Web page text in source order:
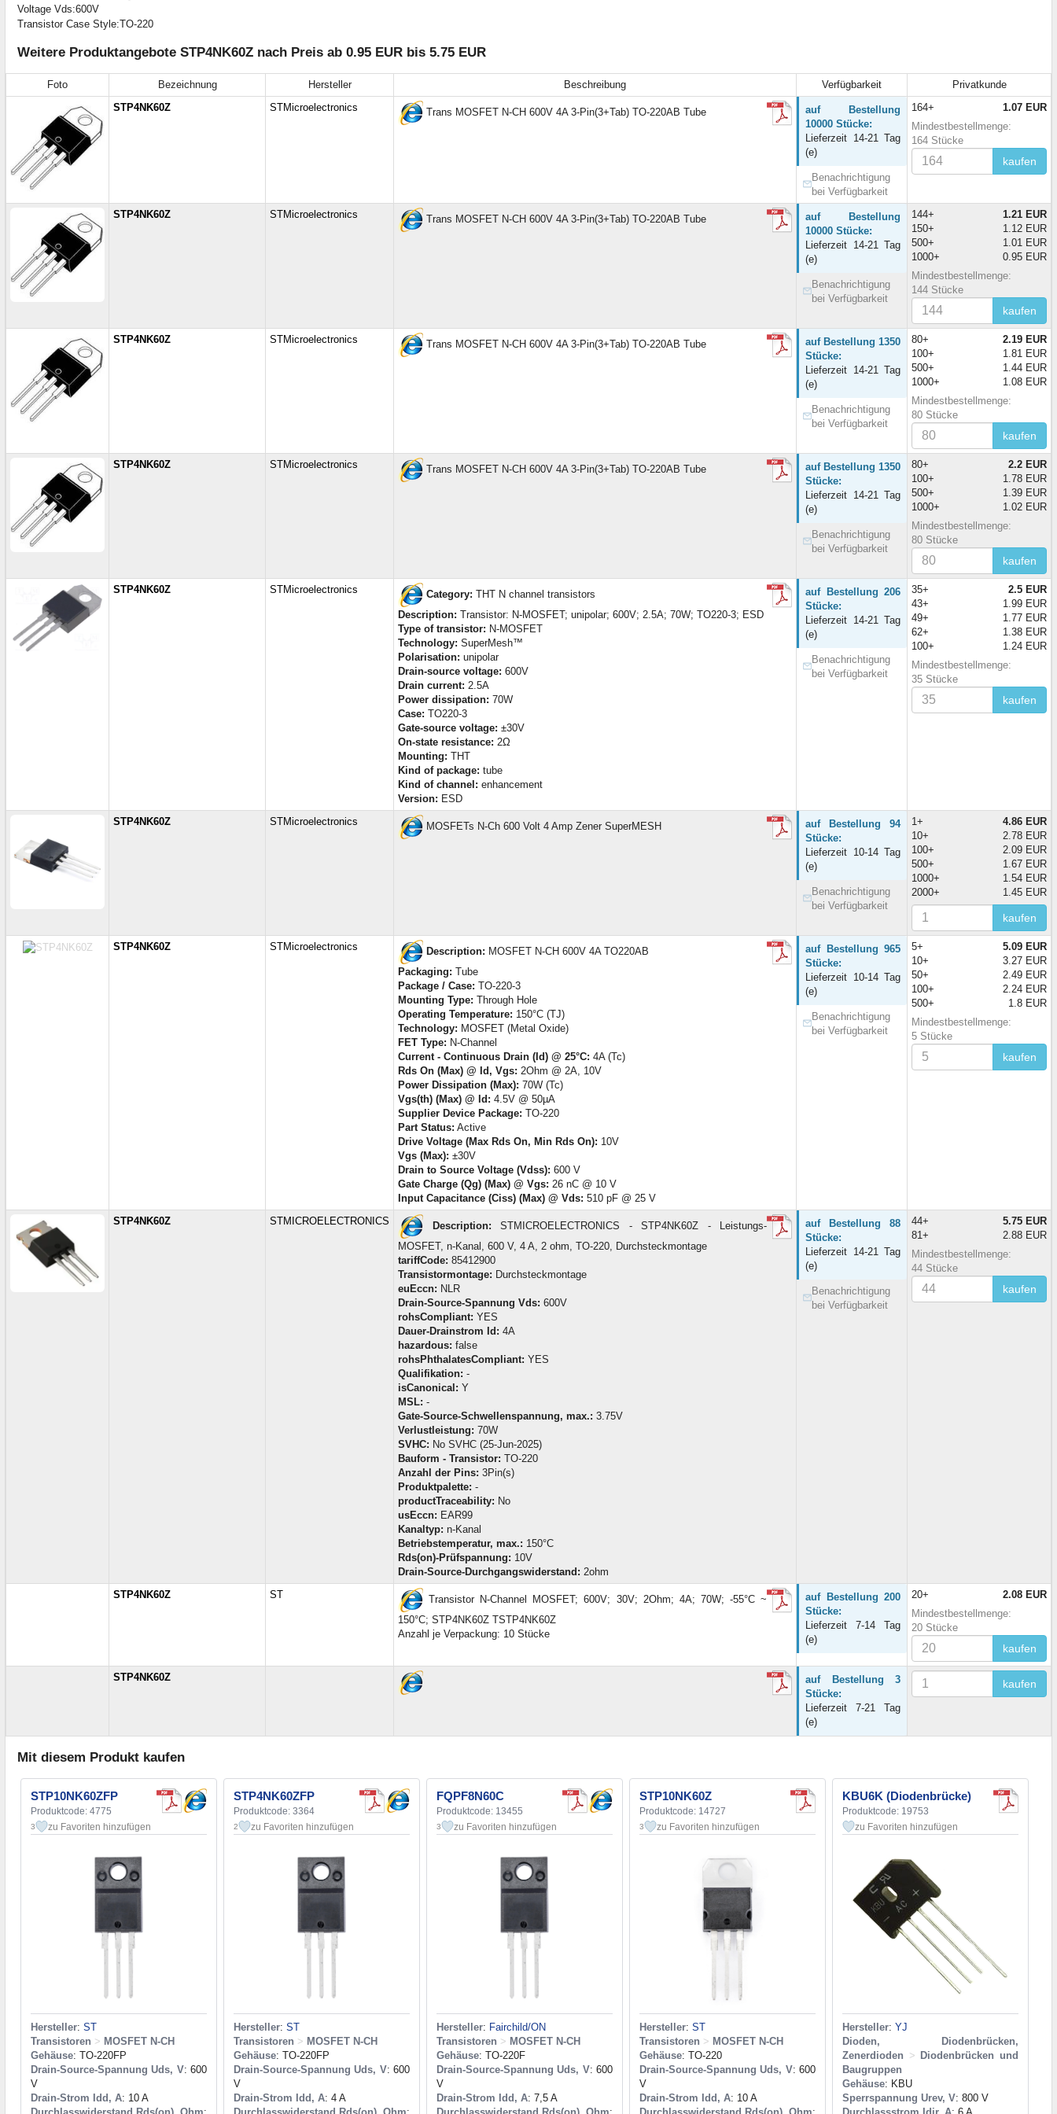
Voltage Vds:600V
Transistor Case Style:TO-220
Weitere Produktangebote STP4NK60Z nach Preis ab 0.95 EUR bis 5.75 EUR
Foto Bezeichnung Hersteller Beschreibung Verfügbarkeit
Privatkunde
STP4NK60Z
STMicroelectronics Trans MOSFET N-CH 600V 4A 3-Pin(3+Tab) TO-220AB Tube
auf Bestellung
10000 Stücke:
Lieferzeit 14-21 Tag
(e)
Benachrichtigung
bei Verfügbarkeit
164+
1.07 EUR
Mindestbestellmenge:
164 Stücke
kaufen
STP4NK60Z STMicroelectronics Trans MOSFET N-CH 600V 4A 3-Pin(3+Tab) TO-220AB Tube
auf Bestellung
10000 Stücke:
Lieferzeit 14-21 Tag
(e)
Benachrichtigung
bei Verfügbarkeit
144+
1.21 EUR
150+
1.12 EUR
500+
1.01 EUR
1000+
0.95 EUR
Mindestbestellmenge:
144 Stücke
kaufen
STP4NK60Z STMicroelectronics Trans MOSFET N-CH 600V 4A 3-Pin(3+Tab) TO-220AB Tube
auf Bestellung 1350
Stücke:
Lieferzeit 14-21 Tag
(e)
Benachrichtigung
bei Verfügbarkeit
80+
2.19 EUR
100+
1.81 EUR
500+
1.44 EUR
1000+
1.08 EUR
Mindestbestellmenge:
80 Stücke
kaufen
STP4NK60Z STMicroelectronics Trans MOSFET N-CH 600V 4A 3-Pin(3+Tab) TO-220AB Tube
auf Bestellung 1350
Stücke:
Lieferzeit 14-21 Tag
(e)
Benachrichtigung
bei Verfügbarkeit
80+
2.2 EUR
100+
1.78 EUR
500+
1.39 EUR
1000+
1.02 EUR
Mindestbestellmenge:
80 Stücke
kaufen
STP4NK60Z STMicroelectronics Category: THT N channel transistors
Description: Transistor: N-MOSFET; unipolar; 600V; 2.5A; 70W; TO220-3; ESD
Type of transistor: N-MOSFET
Technology: SuperMesh™
Polarisation: unipolar
Drain-source voltage: 600V
Drain current: 2.5A
Power dissipation: 70W
Case: TO220-3
Gate-source voltage: ±30V
On-state resistance: 2Ω
Mounting: THT
Kind of package: tube
Kind of channel: enhancement
Version: ESD
auf Bestellung 206
Stücke:
Lieferzeit 14-21 Tag
(e)
Benachrichtigung
bei Verfügbarkeit
35+
2.5 EUR
43+
1.99 EUR
49+
1.77 EUR
62+
1.38 EUR
100+
1.24 EUR
Mindestbestellmenge:
35 Stücke
kaufen
STP4NK60Z STMicroelectronics MOSFETs N-Ch 600 Volt 4 Amp Zener SuperMESH
auf Bestellung 94
Stücke:
Lieferzeit 10-14 Tag
(e)
Benachrichtigung
bei Verfügbarkeit
1+
4.86 EUR
10+
2.78 EUR
100+
2.09 EUR
500+
1.67 EUR
1000+
1.54 EUR
2000+
1.45 EUR
kaufen
STP4NK60Z STMicroelectronics Description: MOSFET N-CH 600V 4A TO220AB
Packaging: Tube
Package / Case: TO-220-3
Mounting Type: Through Hole
Operating Temperature: 150°C (TJ)
Technology: MOSFET (Metal Oxide)
FET Type: N-Channel
Current - Continuous Drain (Id) @ 25°C: 4A (Tc)
Rds On (Max) @ Id, Vgs: 2Ohm @ 2A, 10V
Power Dissipation (Max): 70W (Tc)
Vgs(th) (Max) @ Id: 4.5V @ 50µA
Supplier Device Package: TO-220
Part Status: Active
Drive Voltage (Max Rds On, Min Rds On): 10V
Vgs (Max): ±30V
Drain to Source Voltage (Vdss): 600 V
Gate Charge (Qg) (Max) @ Vgs: 26 nC @ 10 V
Input Capacitance (Ciss) (Max) @ Vds: 510 pF @ 25 V
auf Bestellung 965
Stücke:
Lieferzeit 10-14 Tag
(e)
Benachrichtigung
bei Verfügbarkeit
5+
5.09 EUR
10+
3.27 EUR
50+
2.49 EUR
100+
2.24 EUR
500+
1.8 EUR
Mindestbestellmenge:
5 Stücke
kaufen
STP4NK60Z STMICROELECTRONICS Description: STMICROELECTRONICS - STP4NK60Z - Leistungs-
MOSFET, n-Kanal, 600 V, 4 A, 2 ohm, TO-220, Durchsteckmontage
tariffCode: 85412900
Transistormontage: Durchsteckmontage
euEccn: NLR
Drain-Source-Spannung Vds: 600V
rohsCompliant: YES
Dauer-Drainstrom Id: 4A
hazardous: false
rohsPhthalatesCompliant: YES
Qualifikation: -
isCanonical: Y
MSL: -
Gate-Source-Schwellenspannung, max.: 3.75V
Verlustleistung: 70W
SVHC: No SVHC (25-Jun-2025)
Bauform - Transistor: TO-220
Anzahl der Pins: 3Pin(s)
Produktpalette: -
productTraceability: No
usEccn: EAR99
Kanaltyp: n-Kanal
Betriebstemperatur, max.: 150°C
Rds(on)-Prüfspannung: 10V
Drain-Source-Durchgangswiderstand: 2ohm
auf Bestellung 88
Stücke:
Lieferzeit 14-21 Tag
(e)
Benachrichtigung
bei Verfügbarkeit
44+
5.75 EUR
81+
2.88 EUR
Mindestbestellmenge:
44 Stücke
kaufen
STP4NK60Z ST
Transistor N-Channel MOSFET; 600V; 30V; 2Ohm; 4A; 70W; -55°C ~
150°C; STP4NK60Z TSTP4NK60Z
Anzahl je Verpackung: 10 Stücke
auf Bestellung 200
Stücke:
Lieferzeit 7-14 Tag
(e)
20+
2.08 EUR
Mindestbestellmenge:
20 Stücke
kaufen
STP4NK60Z
auf Bestellung 3
Stücke:
Lieferzeit 7-21 Tag
(e)
kaufen
Mit diesem Produkt kaufen
STP10NK60ZFP
Produktcode: 4775
3 zu Favoriten hinzufügen
Hersteller: ST
Transistoren > MOSFET N-CH
Gehäuse: TO-220FP
Drain-Source-Spannung Uds, V: 600
V
Drain-Strom Idd, A: 10 A
STP4NK60ZFP
Produktcode: 3364
2 zu Favoriten hinzufügen
Hersteller: ST
Transistoren > MOSFET N-CH
Gehäuse: TO-220FP
Drain-Source-Spannung Uds, V: 600
V
Drain-Strom Idd, A: 4 A
FQPF8N60C
Produktcode: 13455
3 zu Favoriten hinzufügen
Hersteller: Fairchild/ON
Transistoren > MOSFET N-CH
Gehäuse: TO-220F
Drain-Source-Spannung Uds, V: 600
V
Drain-Strom Idd, A: 7,5 A
STP10NK60Z
Produktcode: 14727
3 zu Favoriten hinzufügen
Hersteller: ST
Transistoren > MOSFET N-CH
Gehäuse: TO-220
Drain-Source-Spannung Uds, V: 600
V
Drain-Strom Idd, A: 10 A
KBU6K (Diodenbrücke)
Produktcode: 19753
zu Favoriten hinzufügen
Hersteller: YJ
Dioden, Diodenbrücken,
Zenerdioden > Diodenbrücken und
Baugruppen
Gehäuse: KBU
Sperrspannung Urev, V: 800 V